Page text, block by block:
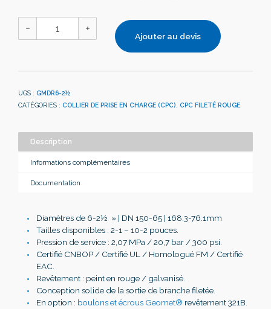
Ajouter au devis
UGS : GMDR6-2½
CATÉGORIES : COLLIER DE PRISE EN CHARGE (CPC) CPC FILETÉ ROUGE
Description
Informations complémentaires
Documentation
Diamètres de 6-2½ » | DN 150-65 | 168.3-76.1mm
Tailles disponibles : 2-1 – 10-2 pouces.
Pression de service : 2,07 MPa / 20,7 bar / 300 psi.
Certifié CNBOP / Certifié UL / Homologué FM / Certifié
EAC.
Revêtement : peint en rouge / galvanisé.
Conception solide de la sortie de branche filetée.
En option : boulons et écrous Geomet® revêtement 321B.